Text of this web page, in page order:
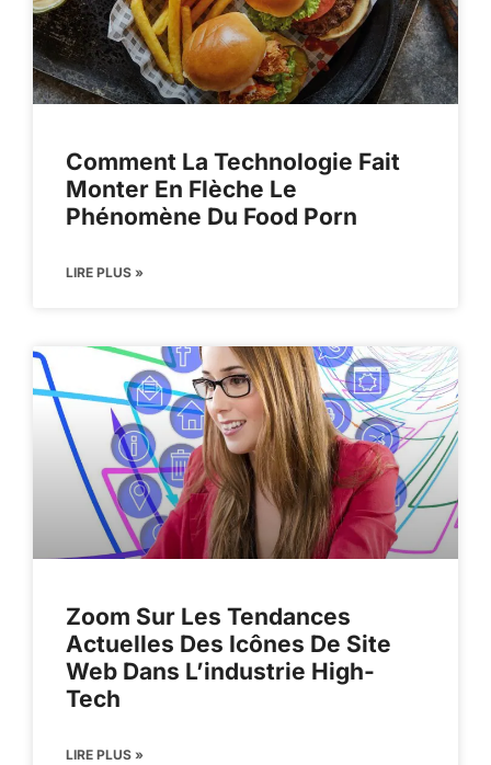
Comment La Technologie Fait
Monter En Flèche Le
Phénomène Du Food Porn
LIRE PLUS »
Zoom Sur Les Tendances
Actuelles Des Icônes De Site
Web Dans L’industrie High-
Tech
LIRE PLUS »